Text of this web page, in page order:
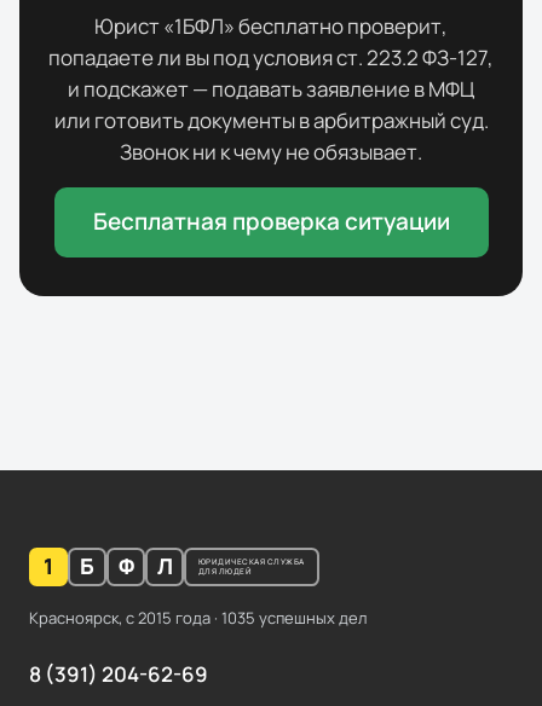
Юрист «1БФЛ» бесплатно проверит,
попадаете ли вы под условия ст. 223.2 ФЗ-127,
и подскажет — подавать заявление в МФЦ
или готовить документы в арбитражный суд.
Звонок ни к чему не обязывает.
Бесплатная проверка ситуации
1 Б Ф Л
ЮРИДИЧЕСКАЯ СЛУЖБА
ДЛЯ ЛЮДЕЙ
Красноярск, с 2015 года · 1035 успешных дел
8 (391) 204-62-69